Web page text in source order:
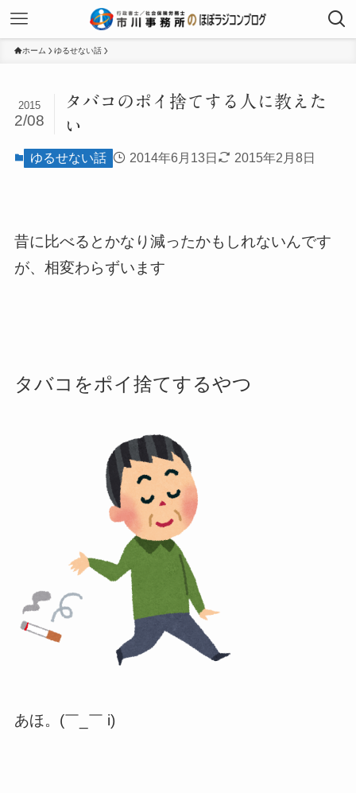
ホーム ゆるせない話
タバコのポイ捨てする人に教えた
い
2015
2/08
ゆるせない話 2014年6月13日 2015年2月8日
昔に比べるとかなり減ったかもしれないんです
が、相変わらずいます
タバコをポイ捨てするやつ
あほ。(￣_￣ i)